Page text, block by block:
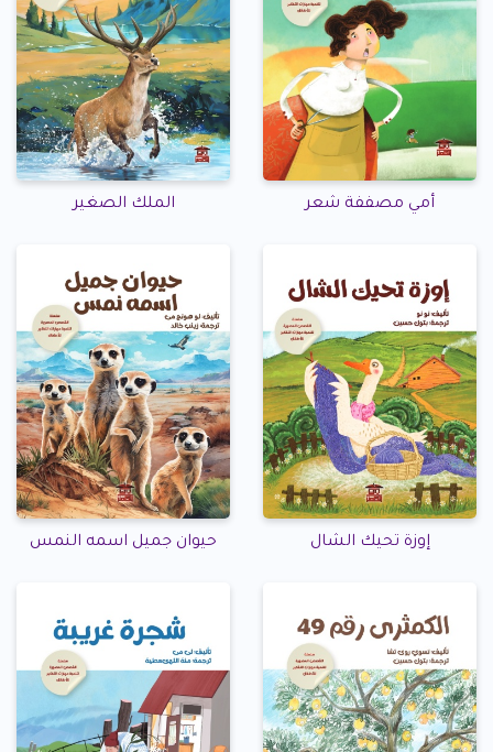
أمي مصففة شعر الملك الصغير
إوزة تحيك الشال حيوان جميل اسمه النمس